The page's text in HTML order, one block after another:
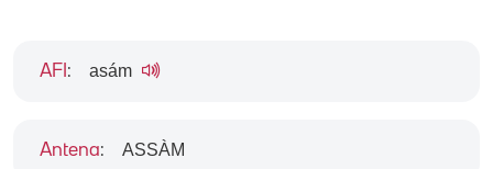
AFI : asám
Antena: ASSÀM